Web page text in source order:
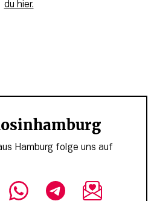
du hier.
Hamburg folge uns auf